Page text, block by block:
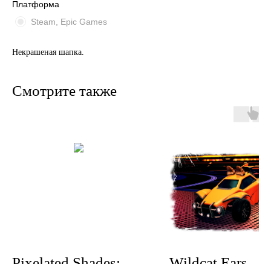
Платформа
Steam, Epic Games
Некрашеная шапка.
Смотрите также